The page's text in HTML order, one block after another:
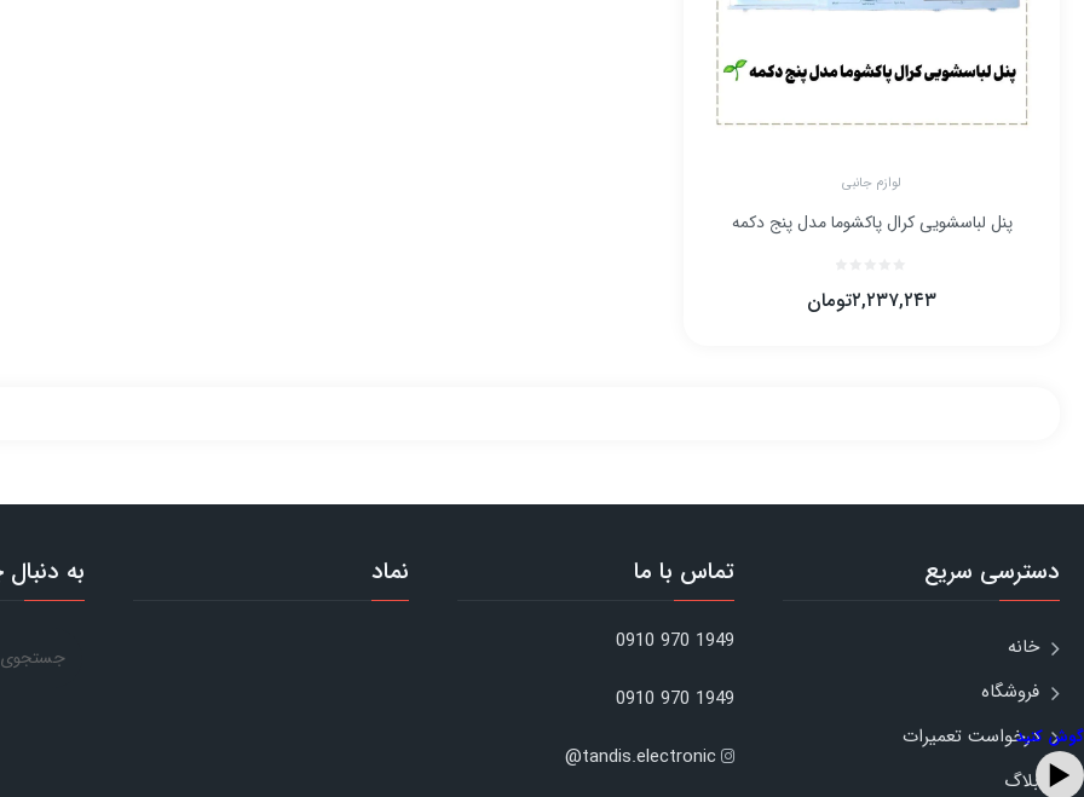
لوازم جانبی
پنل لباسشویی کرال پاکشوما مدل پنج دکمه
تومان۲,۲۳۷,۲۴۳
دسترسی سریع
خانه
فروشگاه
درخواست تعمیرات
بلاگ
گوش کنید
تماس با ما
1949 970 0910
1949 970 0910
tandis.electronic@
نماد به